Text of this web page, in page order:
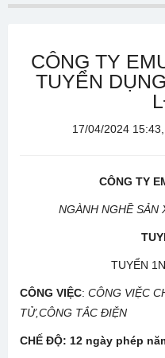
CÔNG TY
TUYỂN
17/04/2024
CÔNG TY
NGÀNH NGHỀ SẢN
TUYỂN
CÔNG VIỆC: CÔNG VIỆC
TỬ,CÔNG TẮC ĐIỆN
CHẾ ĐỘ: 12 ngày phép